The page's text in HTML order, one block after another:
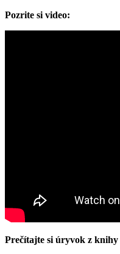
Pozrite si video:
Prečítajte si úryvok z knihy